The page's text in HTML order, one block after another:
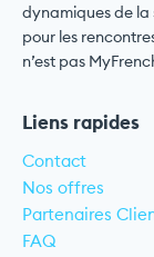
dynamiques de la
pour les
n’est pas
Liens rapides
Contact
Nos offres
Partenaires
FAQ